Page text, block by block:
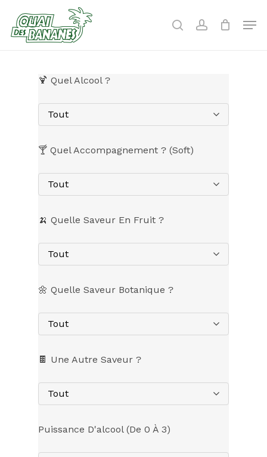
main
content
searchaccount
🍹 Quel Alcool ?
Tout
🍸 Quel Accompagnement ? (Soft)
Tout
🍌 Quelle Saveur En Fruit ?
Tout
🌼 Quelle Saveur Botanique ?
Tout
🍫 Une Autre Saveur ?
Tout
Puissance D'alcool (de 0 À 3)